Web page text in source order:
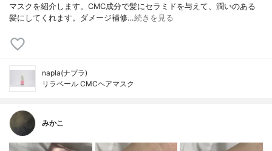
マスクを紹介します。CMC成分で髪にセラミドを与えて、潤いのある
髪にしてくれます。ダメージ補修…続きを見る
napla(ナプラ)
リラベール CMCヘアマスク
みかこ